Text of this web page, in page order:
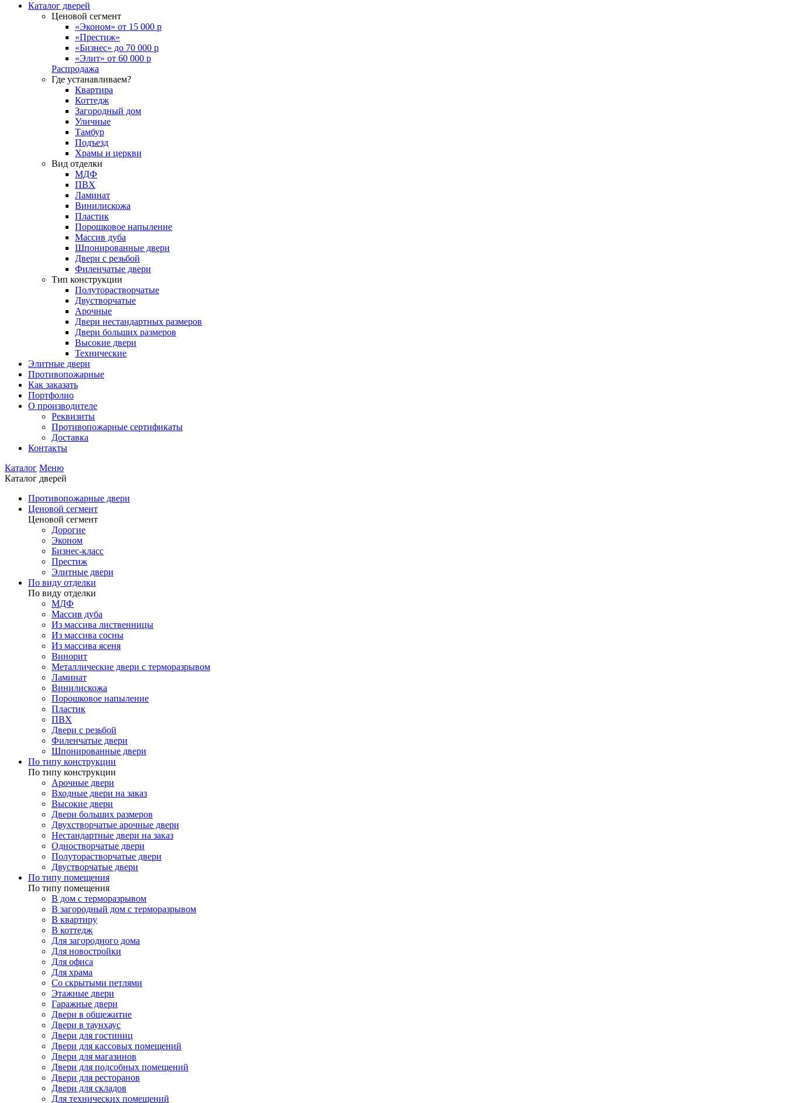
Каталог дверей
Ценовой сегмент
«Эконом» от 15 000 р
«Престиж»
«Бизнес» до 70 000 р
«Элит» от 60 000 р
Распродажа
Где устанавливаем?
Квартира
Коттедж
Загородный дом
Уличные
Тамбур
Подъезд
Храмы и церкви
Вид отделки
МДФ
ПВХ
Ламинат
Винилискожа
Пластик
Порошковое напыление
Массив дуба
Шпонированные двери
Двери с резьбой
Филенчатые двери
Тип конструкции
Полуторастворчатые
Двустворчатые
Арочные
Двери нестандартных размеров
Двери больших размеров
Высокие двери
Технические
Элитные двери
Противопожарные
Как заказать
Портфолио
О производителе
Реквизиты
Противопожарные сертификаты
Доставка
Контакты
Каталог Меню
Каталог дверей
Противопожарные двери
Ценовой сегмент
Ценовой сегмент
Дорогие
Эконом
Бизнес-класс
Престиж
Элитные двери
По виду отделки
По виду отделки
МДФ
Массив дуба
Из массива лиственницы
Из массива сосны
Из массива ясеня
Винорит
Металлические двери с терморазрывом
Ламинат
Винилискожа
Порошковое напыление
Пластик
ПВХ
Двери с резьбой
Филенчатые двери
Шпонированные двери
По типу конструкции
По типу конструкции
Арочные двери
Входные двери на заказ
Высокие двери
Двери больших размеров
Двухстворчатые арочные двери
Нестандартные двери на заказ
Одностворчатые двери
Полуторастворчатые двери
Двустворчатые двери
По типу помещения
По типу помещения
В дом с терморазрывом
В загородный дом с терморазрывом
В квартиру
В коттедж
Для загородного дома
Для новостройки
Для офиса
Для храма
Со скрытыми петлями
Этажные двери
Гаражные двери
Двери в общежитие
Двери в таунхаус
Двери для гостиниц
Двери для кассовых помещений
Двери для магазинов
Двери для подсобных помещений
Двери для ресторанов
Двери для складов
Для технических помещений